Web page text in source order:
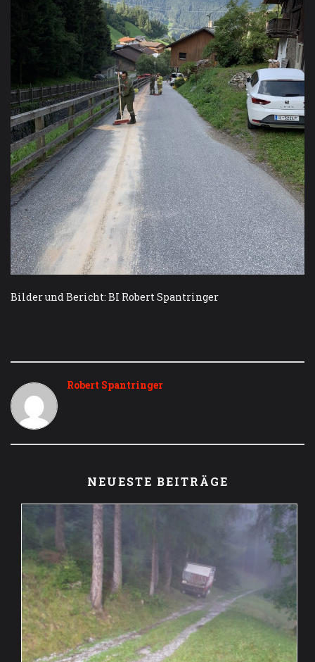
Bilder und Bericht: BI Robert Spantringer
Robert Spantringer
NEUESTE BEITRÄGE